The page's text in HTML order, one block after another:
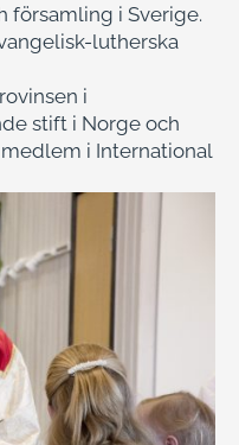
församling i Sverige.
lutherska
i
stift i Norge och
i International